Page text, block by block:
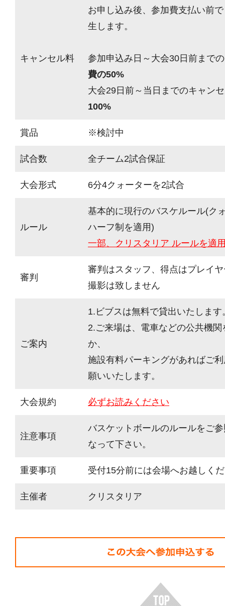
キャンセル料
お申し込み後、参加費支払い前
生します。
参加申込み日～大会30日前まで
費の50%
大会29日前～当日までのキャン
100%
賞品 ※検討中
試合数 全チーム2試合保証
大会形式 6分4クォーターを2試合
ルール
基本的に現行のバスケルール(ク
ハーフ制を適用)
一部、クリスタリア ルールを適
審判
審判はスタッフ、得点はプレイ
撮影は致しません
ご案内
1.ビブスは無料で貸出いたします
2.ご来場は、電車などの公共機
か、
施設有料パーキングがあればご
願いいたします。
大会規約 必ずお読みください
注意事項
バスケットボールのルールをご
なって下さい。
重要事項 受付15分前には会場へお越しく
主催者 クリスタリア